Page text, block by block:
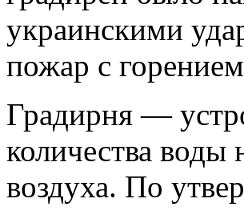
украинскими
пожар с
Градирня —
количества
воздуха. По